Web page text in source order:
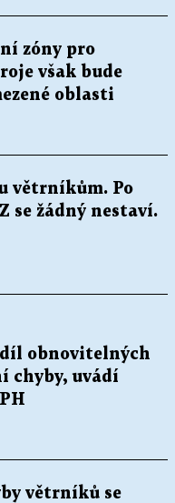
zóny pro
však bude
oblasti
větrníkům. Po
se žádný nestaví.
obnovitelných
chyby, uvádí
větrníků se